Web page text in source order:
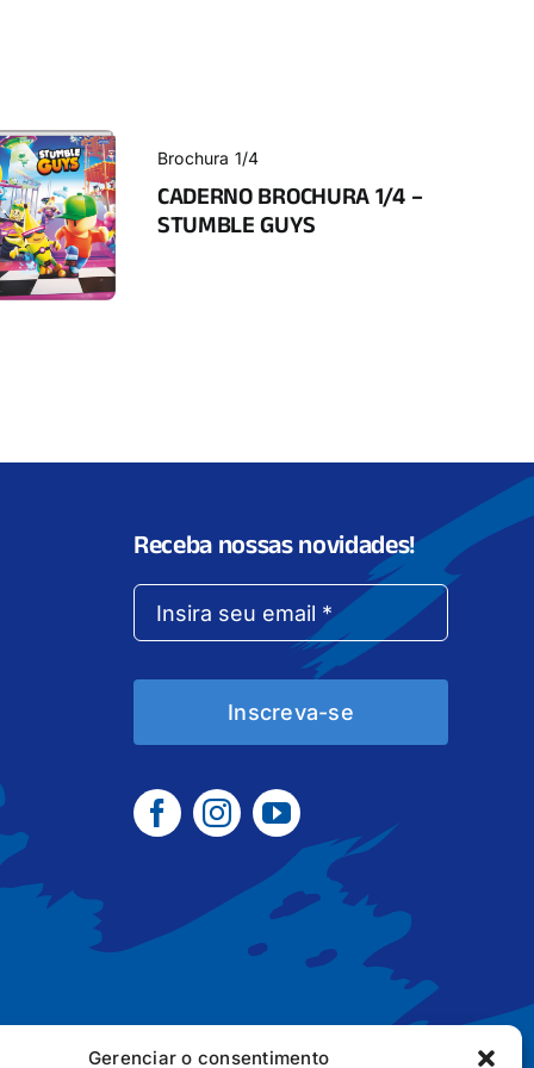
Gerenciar o consentimento
Brochura 1/4
CADERNO BROCHURA 1/4 –
STUMBLE GUYS
Receba nossas novidades!
Inscreva-se